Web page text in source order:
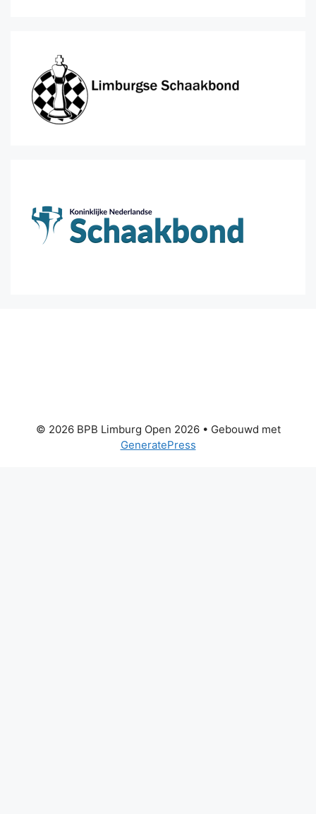
© 2026 BPB Limburg Open 2026• Gebouwd met
GeneratePress